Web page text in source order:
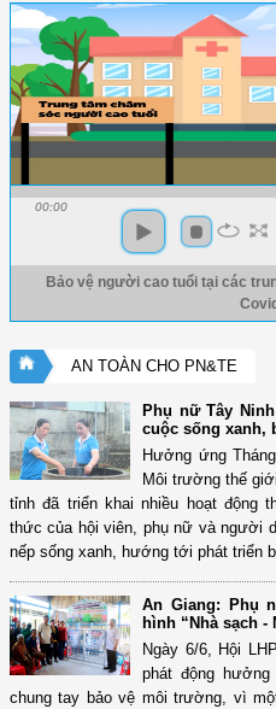
00:00
Bảo vệ người cao tuổi tại các
AN TOÀN CHO PN&TE
Phụ nữ Tây
cuộc sống xanh,
Hưởng ứng
Môi trường thế
tỉnh đã triển khai nhiều hoạt động
thức của hội viên, phụ nữ và người
nếp sống xanh, hướng tới phát triển
An Giang: Phụ
hình “Nhà sạch -
Ngày 6/6, Hội
phát động hưởng
chung tay bảo vệ môi trường, vì